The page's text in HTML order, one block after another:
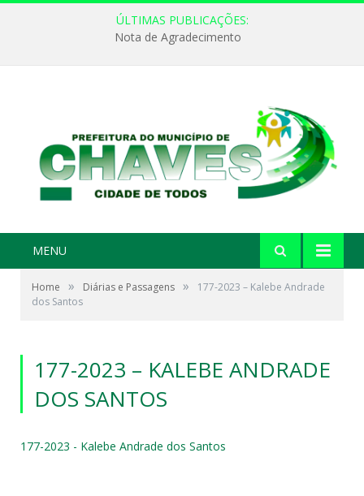
ÚLTIMAS PUBLICAÇÕES:
Nota de Agradecimento
MENU
Home » Diárias e Passagens »
177-2023 – Kalebe Andrade
dos Santos
177-2023 – KALEBE ANDRADE
DOS SANTOS
177-2023 - Kalebe Andrade dos Santos